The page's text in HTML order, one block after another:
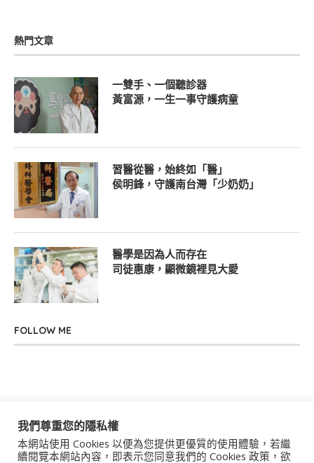
熱門文章
一雙手、一個聽診器
黃富源，一生一事守護病童
習醫從醫，始終如「醫」
侯明鋒，守護南台灣「少奶奶」
醫學是因為人而存在
司徒惠康，顯微鏡裡見大愛
FOLLOW ME
關於我們 聯絡我們 服務條款 隱私權政策
我們尊重您的隱私權
本網站使用 Cookies 以便為您提供更優質的使用體驗，若繼
續閱覽本網站內容，即表示您同意我們的 Cookies 政策，欲